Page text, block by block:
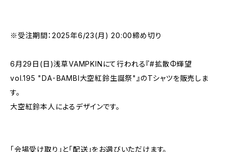
※受注期間：2025年6/23(月) 20:00締め切り
6月29日(日)浅草VAMPKINにて行われる『#拡散Φ輝望
vol.195 "DA･BAMBI大空紅鈴生誕祭"』のTシャツを販売しま
す。
大空紅鈴本人によるデザインです。
「会場受け取り」と「配送」をお選びいただけます。